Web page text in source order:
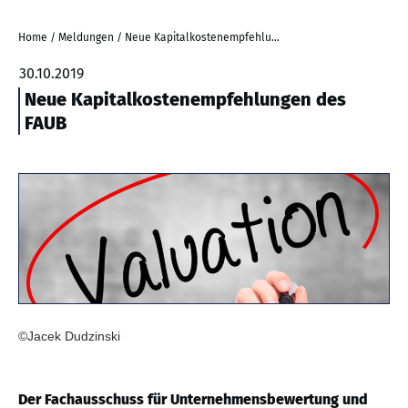
Home / Meldungen / Neue Kapitalkostenempfehlungen des FAUB
30.10.2019
Neue Kapitalkostenempfehlungen des
FAUB
©Jacek Dudzinski
Der Fachausschuss für Unternehmensbewertung und